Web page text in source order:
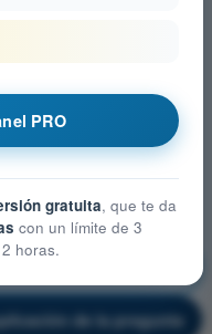
de la pregunta
PRO
gratuita, que te da
con un límite de 3
horas.